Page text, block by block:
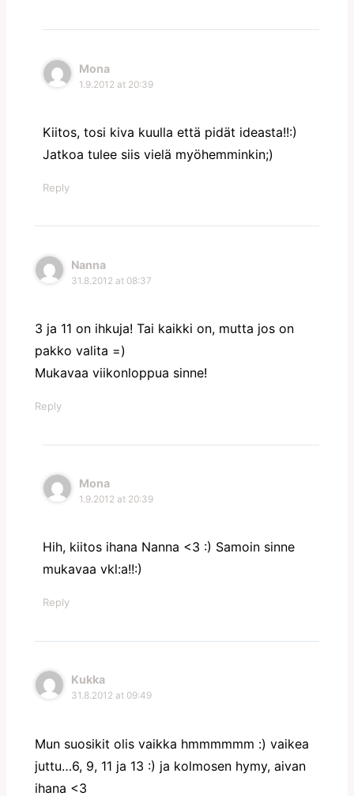
Mona
1.9.2012 at 20:39
Kiitos, tosi kiva kuulla että pidät ideasta!!:)
Jatkoa tulee siis vielä myöhemminkin;)
Reply
Nanna
31.8.2012 at 08:37
3 ja 11 on ihkuja! Tai kaikki on, mutta jos on
pakko valita =)
Mukavaa viikonloppua sinne!
Reply
Mona
1.9.2012 at 20:39
Hih, kiitos ihana Nanna <3 :) Samoin sinne
mukavaa vkl:a!!:)
Reply
Kukka
31.8.2012 at 09:49
Mun suosikit olis vaikka hmmmmmm :) vaikea
juttu…6, 9, 11 ja 13 :) ja kolmosen hymy, aivan
ihana <3